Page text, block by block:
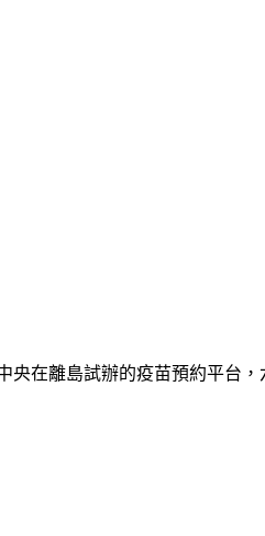
在離島試辦的疫苗預約平台